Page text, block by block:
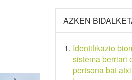
AZKEN
Identifikazio
sistema berriari
pertsona bat